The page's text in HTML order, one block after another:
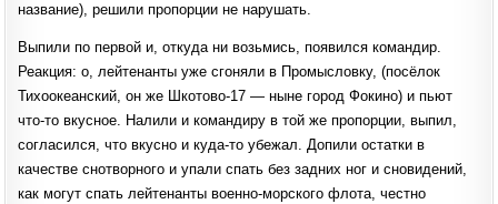
название), решили пропорции не нарушать.
Выпили по первой и, откуда ни возьмись, появился командир.
Реакция: о, лейтенанты уже сгоняли в Промысловку, (посёлок
Тихоокеанский, он же Шкотово-17 — ныне город Фокино) и пьют
что-то вкусное. Налили и командиру в той же пропорции, выпил,
согласился, что вкусно и куда-то убежал. Допили остатки в
качестве снотворного и упали спать без задних ног и сновидений,
как могут спать лейтенанты военно-морского флота, честно